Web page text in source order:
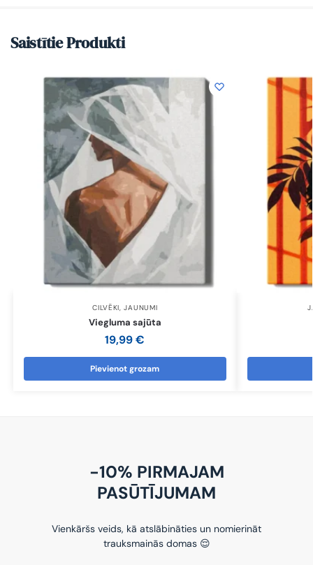
Saistītie Produkti
CILVĒKI,JAUNUMI
Viegluma sajūta
19,99€
Pievienot grozam
-10% PIRMAJAM
PASŪTĪJUMAM
Vienkāršs veids, kā atslābināties un nomierināt
trauksmainās domas 😌